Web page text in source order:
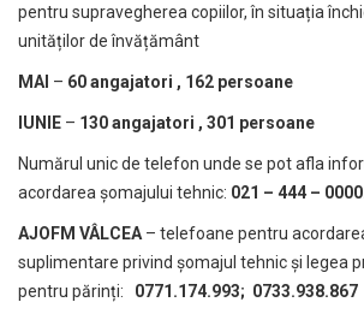
pentru supravegherea copiilor, în situația
unităților de învățământ
MAI – 60 angajatori , 162 persoane
IUNIE – 130 angajatori , 301 persoane
Numărul unic de telefon unde se pot afla
acordarea șomajului tehnic: 021 – 444 –
AJOFM VÂLCEA – telefoane pentru
suplimentare privind șomajul tehnic și legea
pentru părinți: 0771.174.993; 0733.938.867